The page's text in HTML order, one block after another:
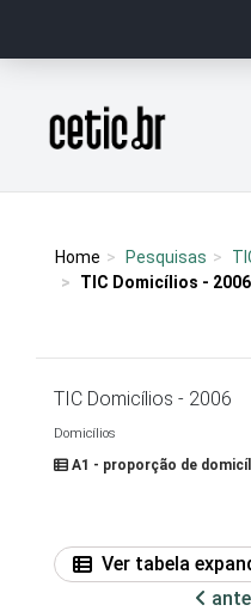
Página inicial
Home Pesquisas
TIC Domicílios - 2006
TIC Domicílios - 2006
Domicílios
A1 - proporção de
Ver tabela